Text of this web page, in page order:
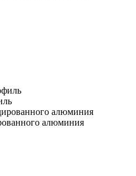
алюминия